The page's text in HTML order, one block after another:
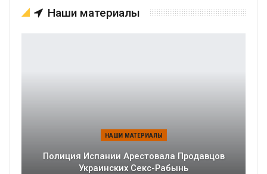
Наши материалы
НАШИ МАТЕРИАЛЫ
Полиция Испании Арестовала Продавцов
Украинских Секс-Рабынь